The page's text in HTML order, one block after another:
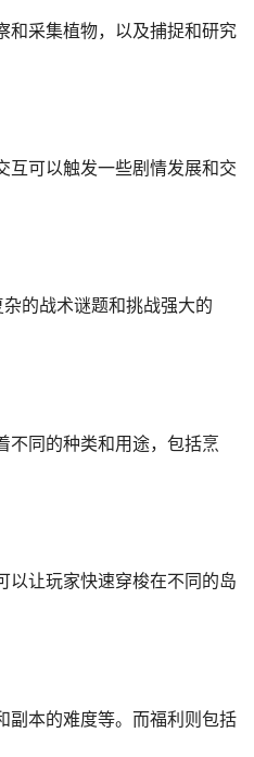
和采集植物，以及捕捉和研究
互可以触发一些剧情发展和交
的战术谜题和挑战强大的
不同的种类和用途，包括烹
以让玩家快速穿梭在不同的岛
副本的难度等。而福利则包括